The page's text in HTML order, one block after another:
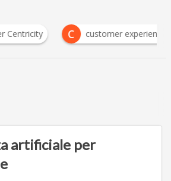
customer experience
artificiale per